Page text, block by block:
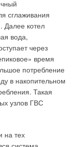
сглаживания
Далее котел
вода,
через
время
потребление
в накопительном
Такая
узлов ГВС
на тех
к
— при
этих
основы и
имеется в
наверняка
ломать то, что
имеют
с низкими
конденсационная
водоразборе во
разбора
к относительному
всеми
самих счетчиков
порога
часто до
к дальнейшему
(четыре года,